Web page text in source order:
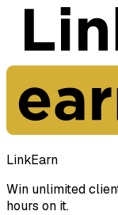
LinkEarn
Win unlimited
hours on it.